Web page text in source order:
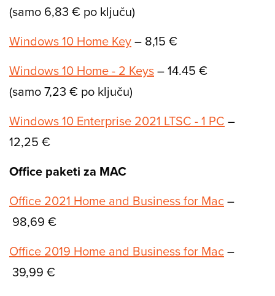
(samo 6,83 € po ključu)
Windows 10 Home Key– 8,15 €
Windows 10 Home - 2 Keys– 14.45 €
(samo 7,23 € po ključu)
Windows 10 Enterprise 2021 LTSC - 1 PC –
12,25 €
Office paketi za MAC
Office 2021 Home and Business for Mac –
98,69 €
Office 2019 Home and Business for Mac –
39,99 €